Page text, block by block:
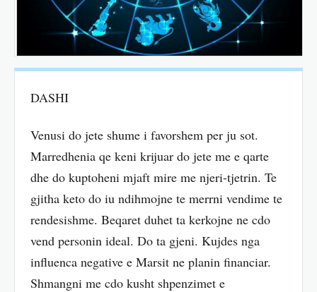
DASHI
Venusi do jete shume i favorshem per ju sot.
Marredhenia qe keni krijuar do jete me e qarte
dhe do kuptoheni mjaft mire me njeri-tjetrin. Te
gjitha keto do iu ndihmojne te merrni vendime te
rendesishme. Beqaret duhet ta kerkojne ne cdo
vend personin ideal. Do ta gjeni. Kujdes nga
influenca negative e Marsit ne planin financiar.
Shmangni me cdo kusht shpenzimet e